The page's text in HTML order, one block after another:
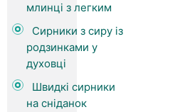
млинці з легким
Сирники з сиру із
родзинками у
духовці
Швидкі сирники
на сніданок